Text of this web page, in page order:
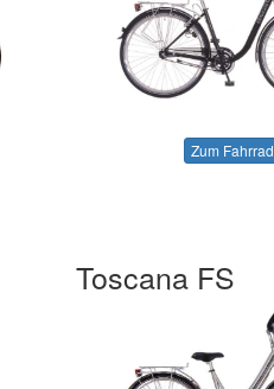
Zum Fahrrad
Toscana FS